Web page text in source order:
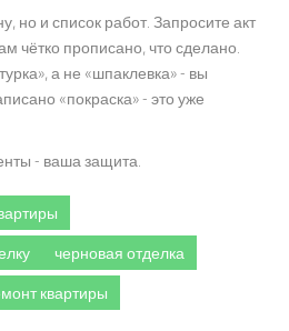
но и список работ. Запросите акт
чётко прописано, что сделано.
а не «шпаклевка» - вы
«покраска» - это уже
- ваша защита.
черновая отделка
квартиры